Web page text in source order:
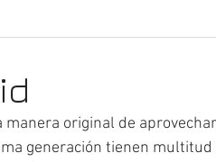
manera original de
generación tienen